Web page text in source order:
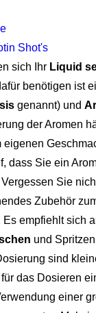
Shot's
sich Ihr Liquid
benötigen ist
genannt) und
der Aromen
eigenen
dass Sie ein
Sie
Zubehör
Es empfiehlt sich
und
sind
das Dosieren
einer